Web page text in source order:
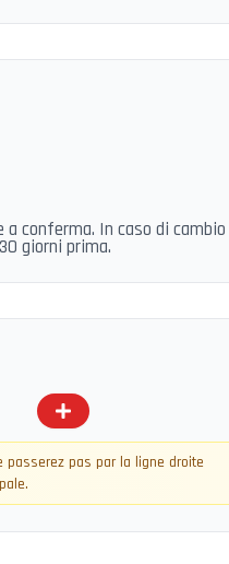
conferma. In caso di cambio
giorni prima.
passerez pas par la ligne droite